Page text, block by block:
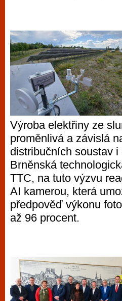
Výroba elektřiny ze
proměnlivá a závislá
distribučních soustav
Brněnská
TTC, na tuto výzvu
AI kamerou, která
předpověď výkonu
až 96 procent.
příležitostné hráče.